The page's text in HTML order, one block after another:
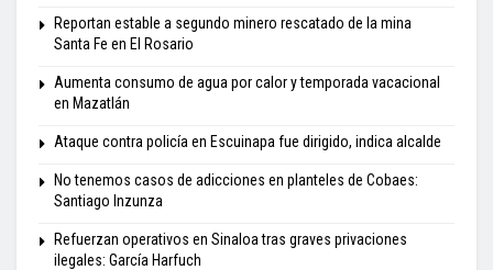
Reportan estable a segundo minero rescatado de la mina
Santa Fe en El Rosario
Aumenta consumo de agua por calor y temporada vacacional
en Mazatlán
Ataque contra policía en Escuinapa fue dirigido, indica alcalde
No tenemos casos de adicciones en planteles de Cobaes:
Santiago Inzunza
Refuerzan operativos en Sinaloa tras graves privaciones
ilegales: García Harfuch